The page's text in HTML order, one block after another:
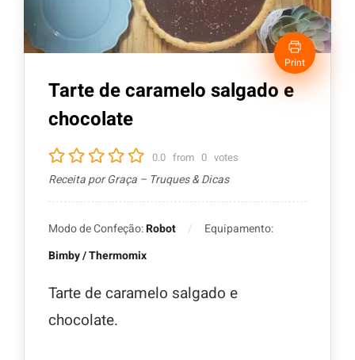
Print
Tarte de caramelo salgado e
chocolate
0.0 from 0 votes
Receita por Graça – Truques & Dicas
Modo de Confeção:Robot
Equipamento:
Bimby / Thermomix
Tarte de caramelo salgado e
chocolate.